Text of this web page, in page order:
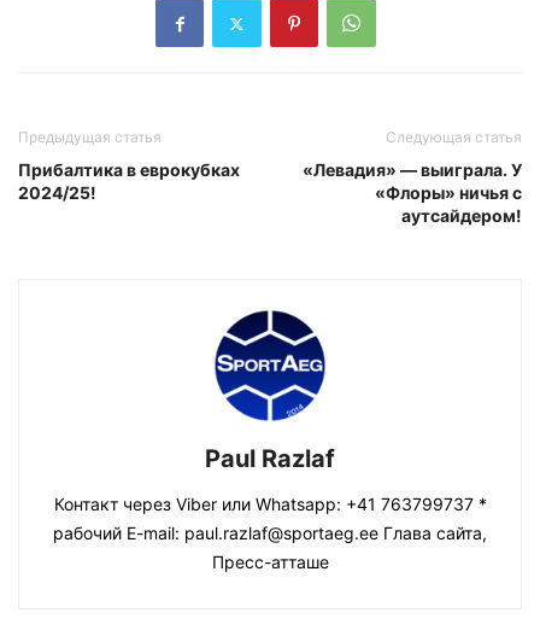
Предыдущая статья
Прибалтика в еврокубках
2024/25!
Следующая статья
«Левадия» — выиграла. У
«Флоры» ничья с
аутсайдером!
Paul Razlaf
Контакт через Viber или Whatsapp: +41 763799737 *
рабочий E-mail: paul.razlaf@sportaeg.ee Глава сайта,
Пресс-атташе